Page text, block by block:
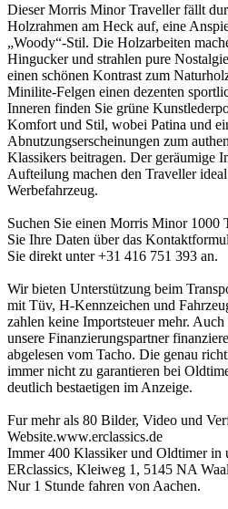
Dieser Morris Minor Traveller fällt
Holzrahmen am Heck auf, eine
„Woody“-Stil. Die Holzarbeiten
Hingucker und strahlen pure
einen schönen Kontrast zum
Minilite-Felgen einen dezenten
Inneren finden Sie grüne
Komfort und Stil, wobei Patina und
Abnutzungserscheinungen zum
Klassikers beitragen. Der geräumige
Aufteilung machen den Traveller
Werbefahrzeug.
Suchen Sie einen Morris Minor 1000
Sie Ihre Daten über das
Sie direkt unter +31 416 751 393 an.
Wir bieten Unterstützung beim
mit Tüv, H-Kennzeichen und
zahlen keine Importsteuer mehr.
unsere Finanzierungspartner
abgelesen vom Tacho. Die genau
immer nicht zu garantieren bei
deutlich bestaetigen im Anzeige.
Fur mehr als 80 Bilder, Video und
Website.www.erclassics.de
Immer 400 Klassiker und Oldtimer in
ERclassics, Kleiweg 1, 5145 NA
Nur 1 Stunde fahren von Aachen.